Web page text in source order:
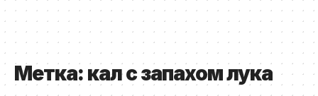
Метка: кал с запахом лука